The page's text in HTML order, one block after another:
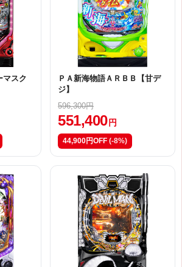
マスク
ＰＡ新海物語ＡＲＢＢ【甘デ
ジ】
596,300円
551,400 円
44,900円OFF (-8%)